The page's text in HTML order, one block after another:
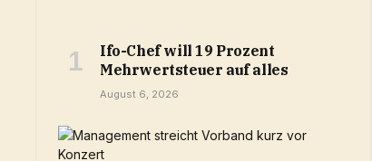
Ifo-Chef will 19 Prozent
Mehrwertsteuer auf alles
August 6, 2026